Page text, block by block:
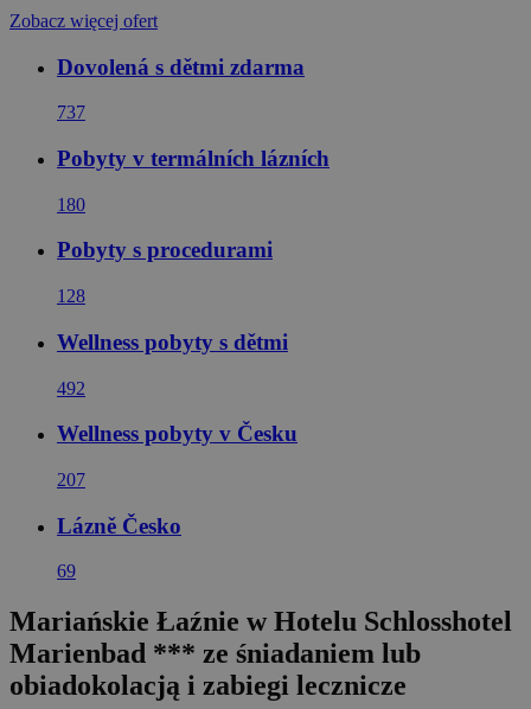
Zobacz więcej ofert
Dovolená s dětmi zdarma
737
Pobyty v termálních lázních
180
Pobyty s procedurami
128
Wellness pobyty s dětmi
492
Wellness pobyty v Česku
207
Lázně Česko
69
Mariańskie Łaźnie w Hotelu Schlosshotel
Marienbad *** ze śniadaniem lub
obiadokolacją i zabiegi lecznicze